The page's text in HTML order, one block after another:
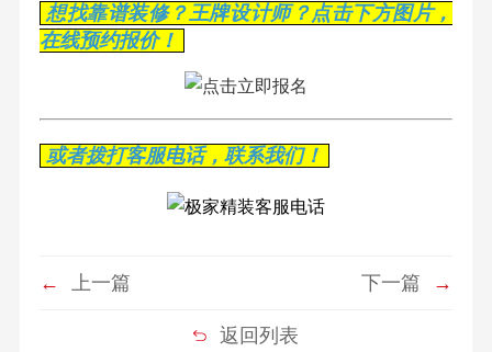
想找靠谱装修？王牌设计师？点击下方图片，
在线预约报价！
或者拨打客服电话，联系我们！
← 上一篇 下一篇 →
返回列表